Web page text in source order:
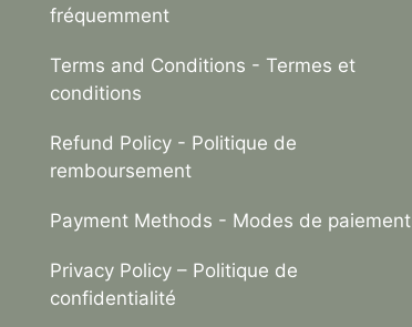
fréquemment
Terms and Conditions - Termes et
conditions
Refund Policy - Politique de
remboursement
Payment Methods - Modes de paiement
Privacy Policy – Politique de
confidentialité